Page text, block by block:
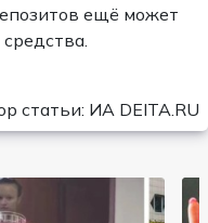
ещё может
статьи: ИА DEITA.RU